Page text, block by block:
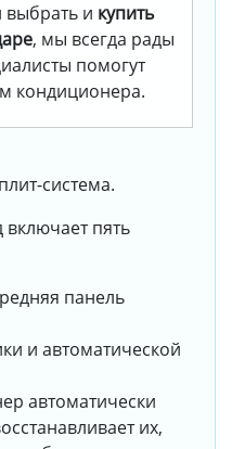
выбрать и купить
, мы всегда рады
помогут
кондиционера.
система.
пять
панель
и автоматической
автоматически
их,